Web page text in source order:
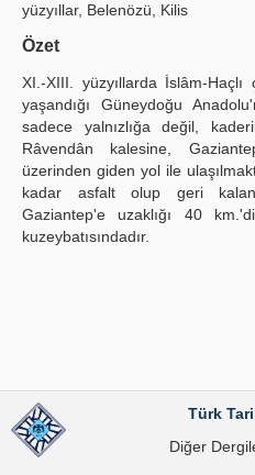
Yayın Politikaları
Kılavuzlar
İletişim
yüzyıllar, Belenözü, Kilis
Özet
XI.-XIII. yüzyıllarda İslâm-Haçlı
yaşandığı Güneydoğu
sadece yalnızlığa değil,
Râvendân kalesine,
üzerinden giden yol ile
kadar asfalt olup geri kalan
Gaziantep'e uzaklığı 40
kuzeybatısındadır.
Türk
Diğer